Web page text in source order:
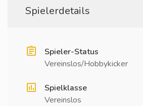
Spielerdetails
Spieler-Status
Vereinslos/Hobbykicker
Spielklasse
Vereinslos